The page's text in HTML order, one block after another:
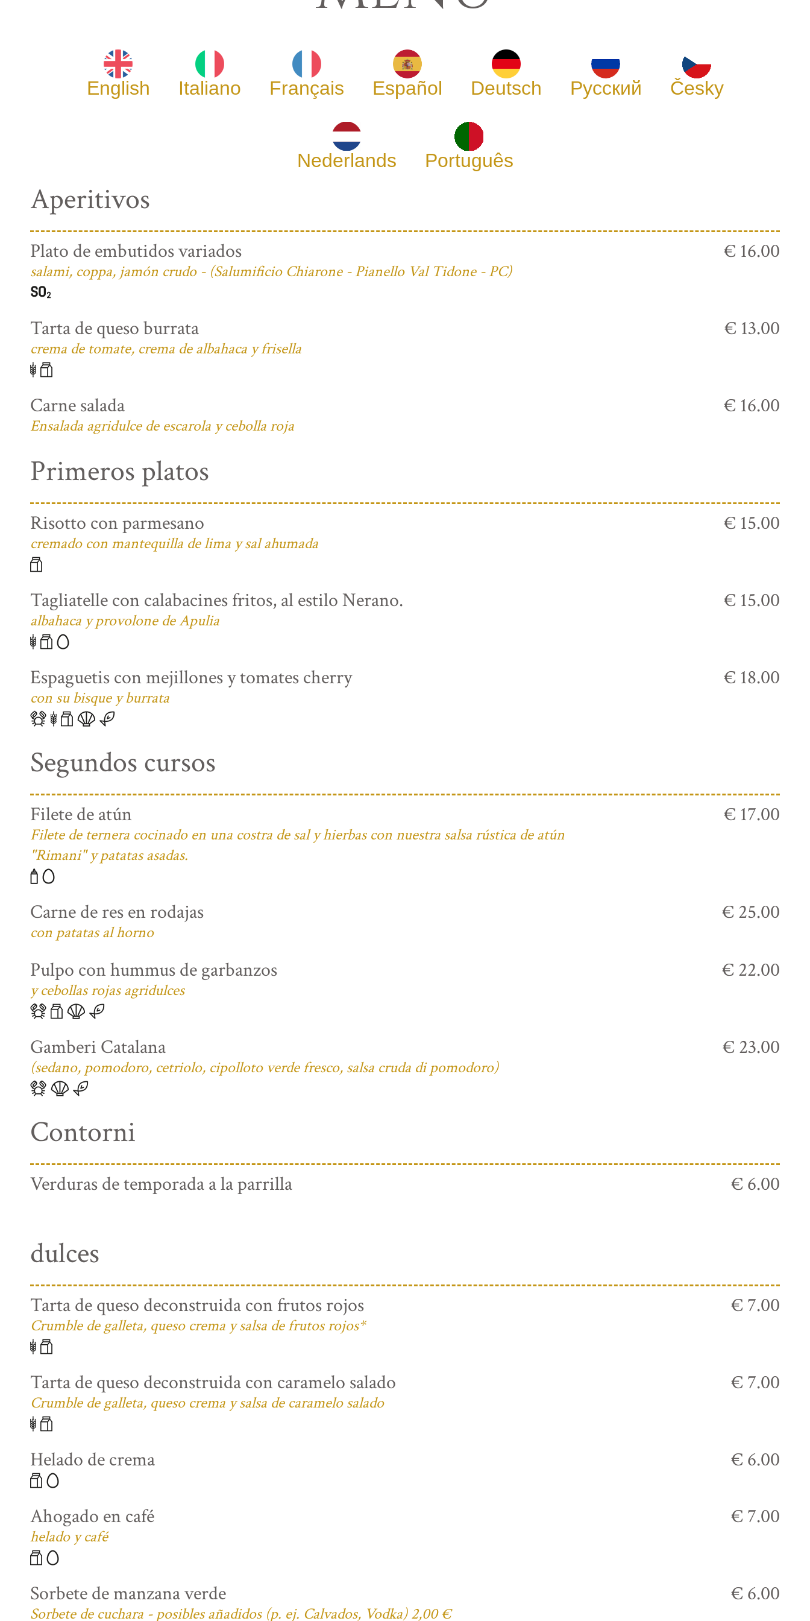
English Italiano Français Español Deutsch Русский Česky
Nederlands Português
Aperitivos
Plato de embutidos variados
salami, coppa, jamón crudo - (Salumificio Chiarone - Pianello Val Tidone - PC)
€ 16.00
Tarta de queso burrata
crema de tomate, crema de albahaca y frisella
€ 13.00
Carne salada
Ensalada agridulce de escarola y cebolla roja
€ 16.00
Primeros platos
Risotto con parmesano
cremado con mantequilla de lima y sal ahumada
€ 15.00
Tagliatelle con calabacines fritos, al estilo Nerano.
albahaca y provolone de Apulia
€ 15.00
Espaguetis con mejillones y tomates cherry
con su bisque y burrata
€ 18.00
Segundos cursos
Filete de atún
Filete de ternera cocinado en una costra de sal y hierbas con nuestra salsa rústica de atún
"Rimani" y patatas asadas.
€ 17.00
Carne de res en rodajas
con patatas al horno
€ 25.00
Pulpo con hummus de garbanzos
y cebollas rojas agridulces
€ 22.00
Gamberi Catalana
(sedano, pomodoro, cetriolo, cipolloto verde fresco, salsa cruda di pomodoro)
€ 23.00
Contorni
Verduras de temporada a la parrilla € 6.00
dulces
Tarta de queso deconstruida con frutos rojos
Crumble de galleta, queso crema y salsa de frutos rojos*
€ 7.00
Tarta de queso deconstruida con caramelo salado
Crumble de galleta, queso crema y salsa de caramelo salado
€ 7.00
Helado de crema € 6.00
Ahogado en café
helado y café
€ 7.00
Sorbete de manzana verde
Sorbete de cuchara - posibles añadidos (p. ej. Calvados, Vodka) 2,00 €
€ 6.00